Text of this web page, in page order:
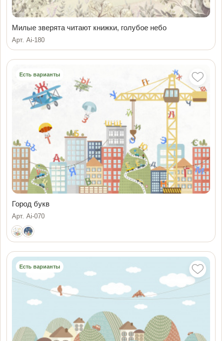
Милые зверята читают книжки, голубое небо
Арт. Ai-180
Есть варианты
Город букв
Арт. Ai-070
Есть варианты